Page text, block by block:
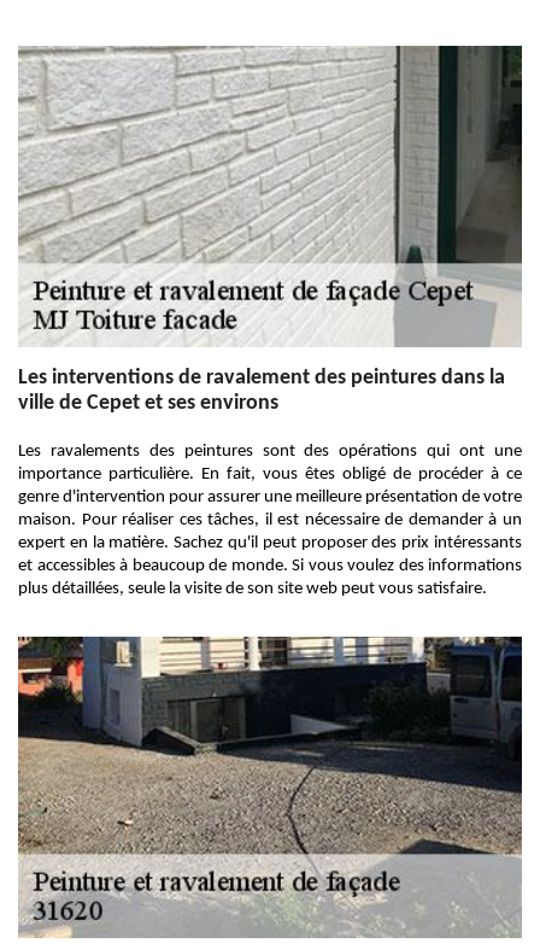
Les interventions de ravalement des peintures dans la
ville de Cepet et ses environs
Les ravalements des peintures sont des opérations qui ont une
importance particulière. En fait, vous êtes obligé de procéder à ce
genre d'intervention pour assurer une meilleure présentation de votre
maison. Pour réaliser ces tâches, il est nécessaire de demander à un
expert en la matière. Sachez qu'il peut proposer des prix intéressants
et accessibles à beaucoup de monde. Si vous voulez des informations
plus détaillées, seule la visite de son site web peut vous satisfaire.